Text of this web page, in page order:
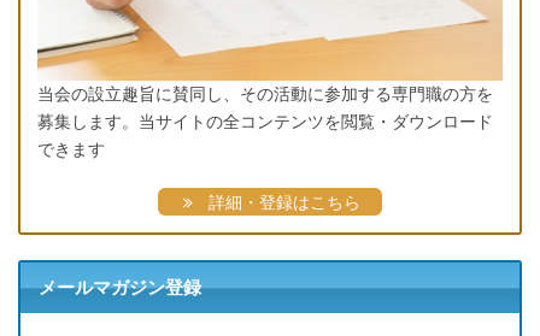
当会の設立趣旨に賛同し、その活動に参加する専門職の方を
募集します。当サイトの全コンテンツを閲覧・ダウンロード
できます
詳細・登録はこちら
メールマガジン登録